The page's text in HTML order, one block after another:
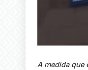
A medida que